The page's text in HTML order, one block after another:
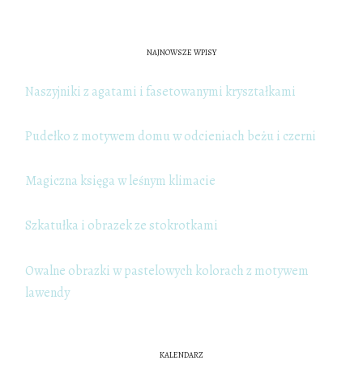
NAJNOWSZE WPISY
Naszyjniki z agatami i fasetowanymi kryształkami
Pudełko z motywem domu w odcieniach beżu i czerni
Magiczna księga w leśnym klimacie
Szkatułka i obrazek ze stokrotkami
Owalne obrazki w pastelowych kolorach z motywem
lawendy
KALENDARZ